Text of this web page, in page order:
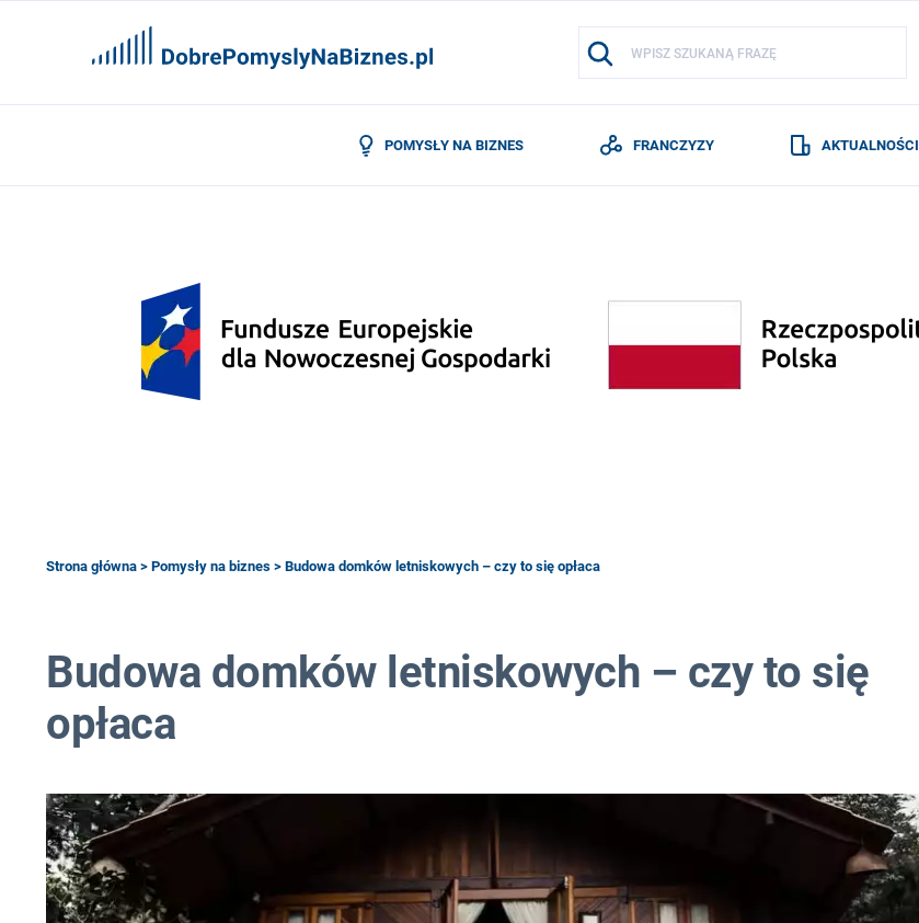
POMYSŁY NA BIZNES FRANCZYZY AKTUALNOŚCI
Strona główna > Pomysły na biznes > Budowa domków letniskowych – czy to się opłaca
Budowa domków letniskowych – czy to się
opłaca